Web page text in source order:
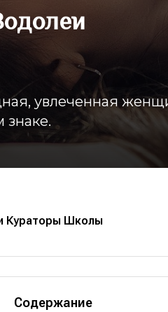
увлеченная
знаке.
Кураторы Школы
Содержание